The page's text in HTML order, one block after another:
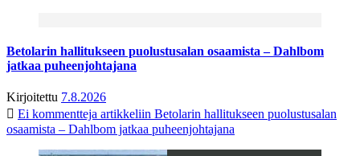
Betolarin hallitukseen puolustusalan osaamista – Dahlbom
jatkaa puheenjohtajana
Kirjoitettu 7.8.2026
Ei kommentteja artikkeliin Betolarin hallitukseen puolustusalan
osaamista – Dahlbom jatkaa puheenjohtajana